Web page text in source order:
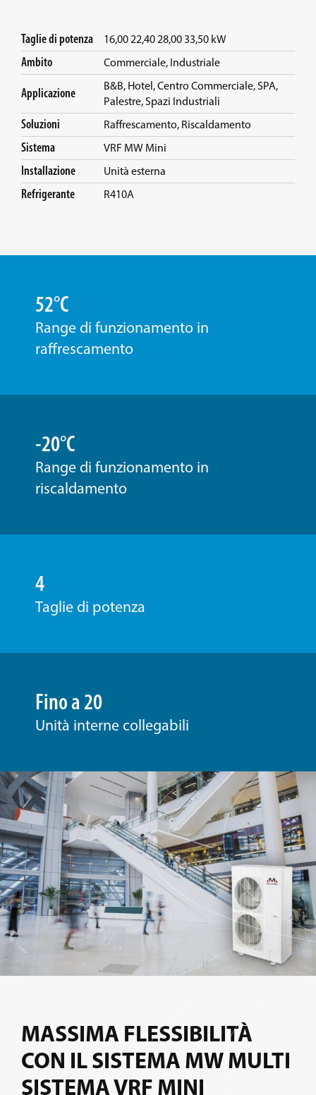
Taglie di potenza 16,00 22,40 28,00 33,50 kW
Ambito Commerciale, Industriale
Applicazione
B&B, Hotel, Centro Commerciale, SPA,
Palestre, Spazi Industriali
Soluzioni Raffrescamento, Riscaldamento
Sistema VRF MW Mini
Installazione Unità esterna
Refrigerante R410A
52°C
Range di funzionamento in
raffrescamento
-20°C
Range di funzionamento in
riscaldamento
4
Taglie di potenza
Fino a 20
Unità interne collegabili
MASSIMA FLESSIBILITÀ
CON IL SISTEMA MW MULTI
SISTEMA VRF MINI